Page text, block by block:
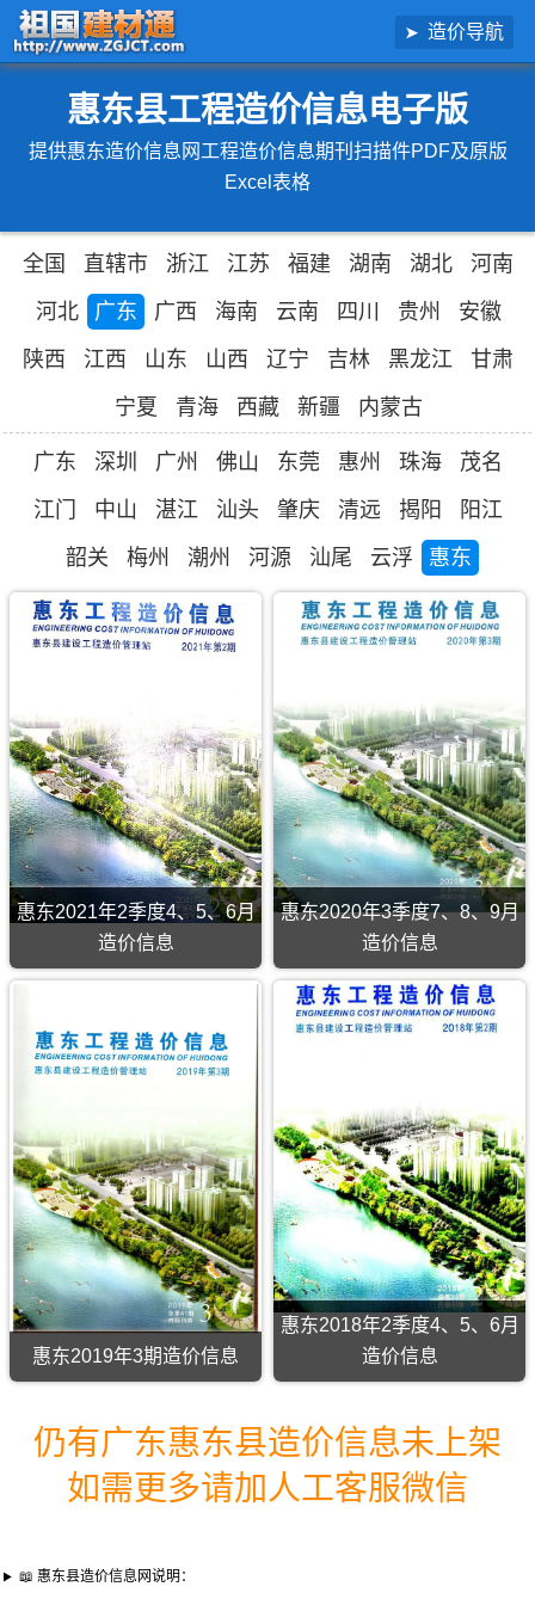
造价导航
惠东县工程造价信息电子版
提供惠东造价信息网工程造价信息期刊扫描件PDF及原版
Excel表格
📖 惠东县造价信息网说明：
惠东2021年2季度4、5、6月
造价信息
惠
东
6
月
造
信
息
(惠
东
设
工
息)，
造
惠东2020年3季度7、8、9月
造价信息
惠东2019年3期造价信息
惠东2018年2季度4、5、6月
造价信息
仍有广东惠东县造价信息未上架
如需更多请加人工客服微信
全国 直辖市 浙江 江苏 福建 湖南 湖北
河南
河北
广东 广西 海南 云南 四川 贵州
安徽
陕西
江西 山东 山西 辽宁 吉林 黑龙江
甘肃
宁夏
青海 西藏 新疆 内蒙古
广东 深圳 广州 佛山 东莞 惠州 珠海
茂名
江门
中山 湛江 汕头 肇庆 清远 揭阳
阳江
韶关
梅州 潮州 河源 汕尾 云浮 惠东